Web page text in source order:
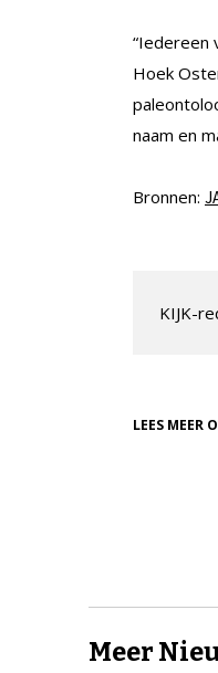
“Iedereen
Hoek
naam en
Bronnen:
KIJK-
LEES MEER
Meer